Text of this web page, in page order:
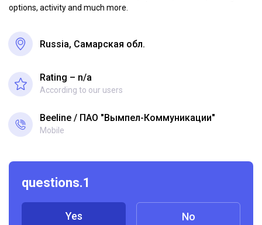
options, activity and much more.
Russia, Самарская обл.
Rating – n/a
According to our users
Beeline ПАО "Вымпел-Коммуникации"
Mobile
questions.1
Yes No